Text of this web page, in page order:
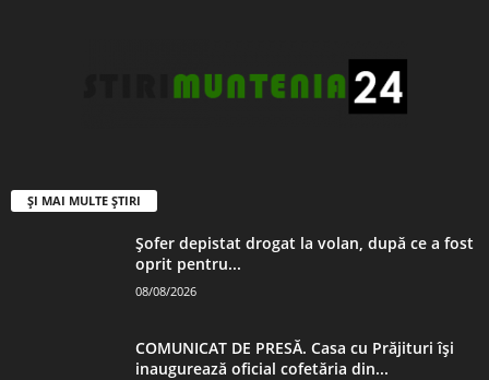
ȘI MAI MULTE ȘTIRI
Șofer depistat drogat la volan, după ce a fost
oprit pentru...
08/08/2026
COMUNICAT DE PRESĂ. Casa cu Prăjituri își
inaugurează oficial cofetăria din...